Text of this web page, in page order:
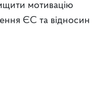
мотивацію
ЄС та відносин